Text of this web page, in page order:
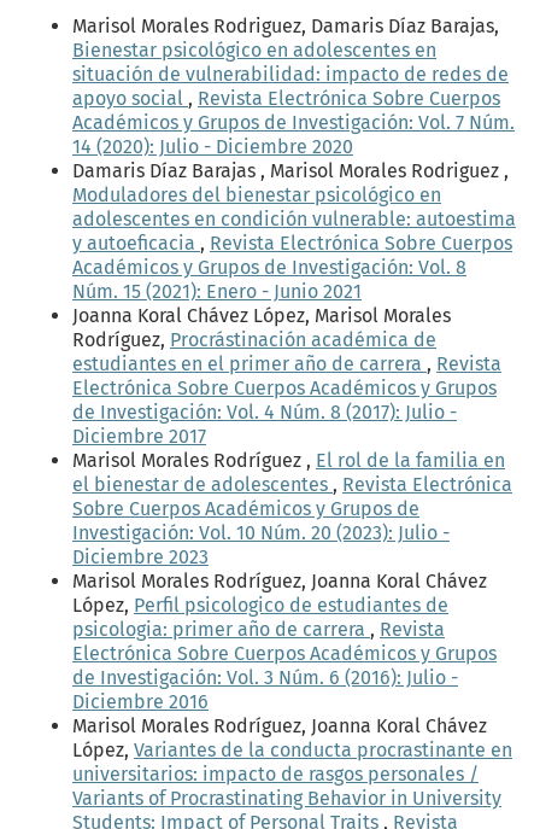
Marisol Morales Rodriguez, Damaris Díaz Barajas,
Bienestar psicológico en adolescentes en
situación de vulnerabilidad: impacto de redes de
apoyo social , Revista Electrónica Sobre Cuerpos
Académicos y Grupos de Investigación: Vol. 7 Núm.
14 (2020): Julio - Diciembre 2020
Damaris Díaz Barajas , Marisol Morales Rodriguez ,
Moduladores del bienestar psicológico en
adolescentes en condición vulnerable: autoestima
y autoeficacia , Revista Electrónica Sobre Cuerpos
Académicos y Grupos de Investigación: Vol. 8
Núm. 15 (2021): Enero - Junio 2021
Joanna Koral Chávez López, Marisol Morales
Rodríguez, Procrástinación académica de
estudiantes en el primer año de carrera , Revista
Electrónica Sobre Cuerpos Académicos y Grupos
de Investigación: Vol. 4 Núm. 8 (2017): Julio -
Diciembre 2017
Marisol Morales Rodríguez , El rol de la familia en
el bienestar de adolescentes , Revista Electrónica
Sobre Cuerpos Académicos y Grupos de
Investigación: Vol. 10 Núm. 20 (2023): Julio -
Diciembre 2023
Marisol Morales Rodríguez, Joanna Koral Chávez
López, Perfil psicologico de estudiantes de
psicologia: primer año de carrera , Revista
Electrónica Sobre Cuerpos Académicos y Grupos
de Investigación: Vol. 3 Núm. 6 (2016): Julio -
Diciembre 2016
Marisol Morales Rodríguez, Joanna Koral Chávez
López, Variantes de la conducta procrastinante en
universitarios: impacto de rasgos personales /
Variants of Procrastinating Behavior in University
Students: Impact of Personal Traits , Revista